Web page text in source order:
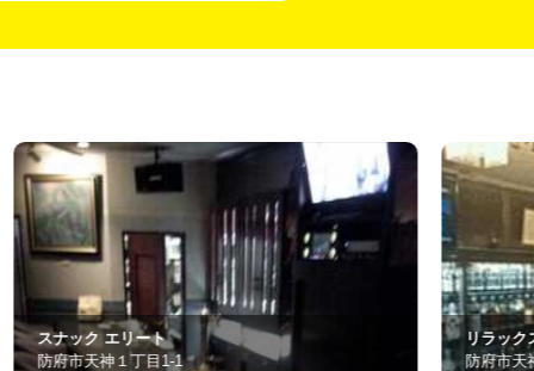
ック エリート
市天神１丁目1-1
リラックス
防府市天神1-4-8